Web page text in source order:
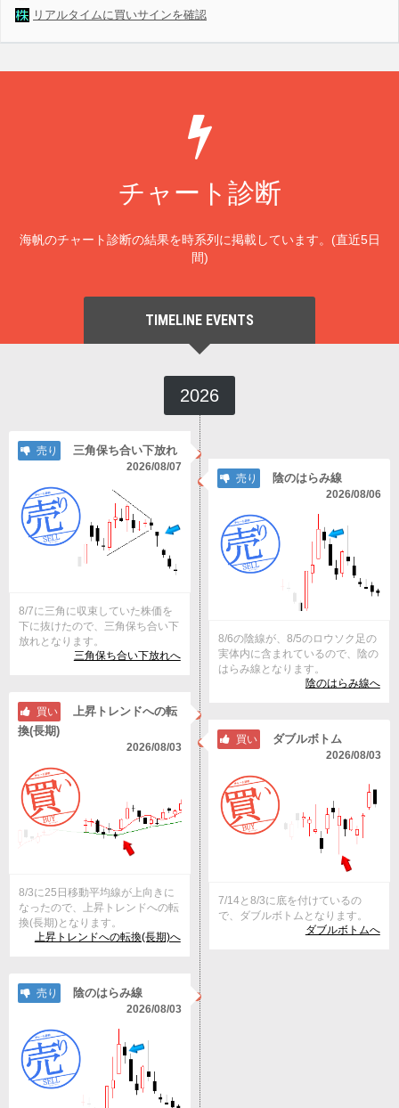
リアルタイムに買いサインを確認
チャート診断
海帆のチャート診断の結果を時系列に掲載しています。(直近5日
間)
TIMELINE EVENTS
2026
売り 三角保ち合い下放れ
2026/08/07
8/7に三角に収束していた株価を
下に抜けたので、三角保ち合い下
放れとなります。
三角保ち合い下放れへ
売り 陰のはらみ線
2026/08/06
8/6の陰線が、8/5のロウソク足の
実体内に含まれているので、陰の
はらみ線となります。
陰のはらみ線へ
買い
上昇トレンドへの転
換(長期)
2026/08/03
8/3に25日移動平均線が上向きに
なったので、上昇トレンドへの転
換(長期)となります。
上昇トレンドへの転換(長期)へ
買い ダブルボトム
2026/08/03
7/14と8/3に底を付けているの
で、ダブルボトムとなります。
ダブルボトムへ
売り 陰のはらみ線
2026/08/03